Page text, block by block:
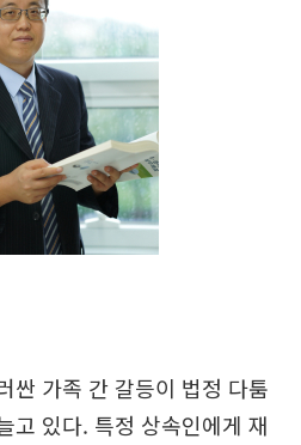
싼 가족 간 갈등이 법정 다툼
고 있다. 특정 상속인에게 재